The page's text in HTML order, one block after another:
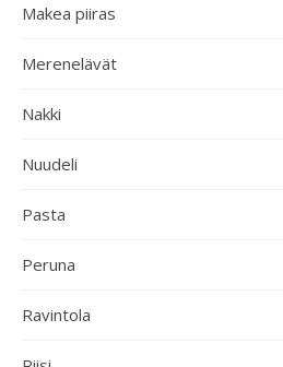
Makea piiras
Merenelävät
Nakki
Nuudeli
Pasta
Peruna
Ravintola